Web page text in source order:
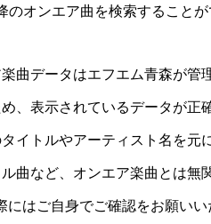
のオンエア曲を検索することが
曲データはエフエム青森が管
、表示されているデータが正
イトルやアーティスト名を元
曲など、オンエア楽曲とは無
はご自身でご確認をお願いい